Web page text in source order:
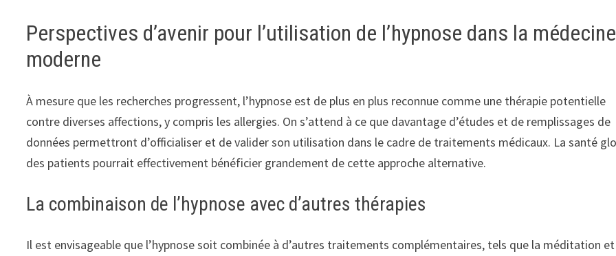
Perspectives d’avenir pour l’utilisation de l’hypnose dans la médecine
moderne
À mesure que les recherches progressent, l’hypnose est de plus en plus reconnue comme une thérapie potentielle
contre diverses affections, y compris les allergies. On s’attend à ce que davantage d’études et de remplissages de
données permettront d’officialiser et de valider son utilisation dans le cadre de traitements médicaux. La santé
des patients pourrait effectivement bénéficier grandement de cette approche alternative.
La combinaison de l’hypnose avec d’autres thérapies
Il est envisageable que l’hypnose soit combinée à d’autres traitements complémentaires, tels que la méditation